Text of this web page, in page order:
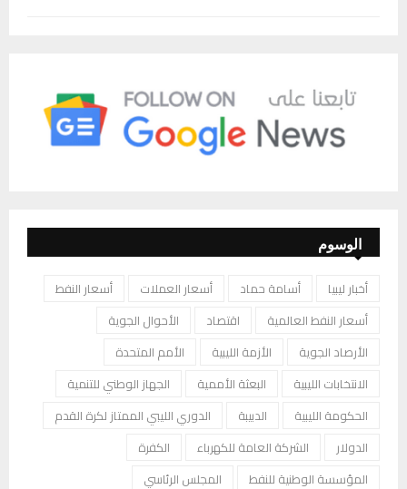
الوسوم
أخبار ليبيا أسامة حماد أسعار العملات
أسعار النفط
أسعار النفط العالمية
اقتصاد
الأحوال الجوية
الأرصاد الجوية
الأزمة الليبية
الأمم المتحدة
الانتخابات الليبية
البعثة الأممية
الجهاز الوطني للتنمية
الحكومة الليبية
الدبيبة
الدوري الليبي الممتاز لكرة القدم
الدولار
الشركة العامة للكهرباء
الكفرة
المؤسسة الوطنية للنفط
المجلس الرئاسي